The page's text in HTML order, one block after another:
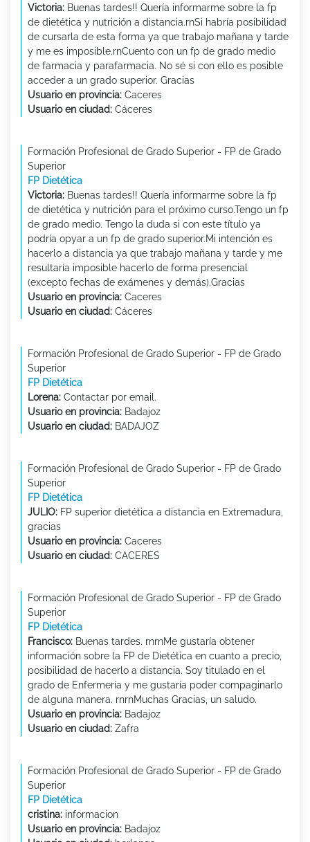
Victoria: Buenas tardes!! Quería informarme sobre la fp
de dietética y nutrición a distancia.rnSi habría posibilidad
de cursarla de esta forma ya que trabajo mañana y tarde
y me es imposible.rnCuento con un fp de grado medio
de farmacia y parafarmacia. No sé si con ello es posible
acceder a un grado superior. Gracias
Usuario en provincia: Caceres
Usuario en ciudad: Cáceres
Formación Profesional de Grado Superior - FP de Grado
Superior
FP Dietética
Victoria: Buenas tardes!! Quería informarme sobre la fp
de dietética y nutrición para el próximo curso.Tengo un fp
de grado medio. Tengo la duda si con este título ya
podría opyar a un fp de grado superior.Mi intención es
hacerlo a distancia ya que trabajo mañana y tarde y me
resultaría imposible hacerlo de forma presencial
(excepto fechas de exámenes y demás).Gracias
Usuario en provincia: Caceres
Usuario en ciudad: Cáceres
Formación Profesional de Grado Superior - FP de Grado
Superior
FP Dietética
Lorena: Contactar por email.
Usuario en provincia: Badajoz
Usuario en ciudad: BADAJOZ
Formación Profesional de Grado Superior - FP de Grado
Superior
FP Dietética
JULIO: FP superior dietética a distancia en Extremadura,
gracias
Usuario en provincia: Caceres
Usuario en ciudad: CACERES
Formación Profesional de Grado Superior - FP de Grado
Superior
FP Dietética
Francisco: Buenas tardes. rnrnMe gustaría obtener
información sobre la FP de Dietética en cuanto a precio,
posibilidad de hacerlo a distancia. Soy titulado en el
grado de Enfermería y me gustaría poder compaginarlo
de alguna manera. rnrnMuchas Gracias, un saludo.
Usuario en provincia: Badajoz
Usuario en ciudad: Zafra
Formación Profesional de Grado Superior - FP de Grado
Superior
FP Dietética
cristina: informacion
Usuario en provincia: Badajoz